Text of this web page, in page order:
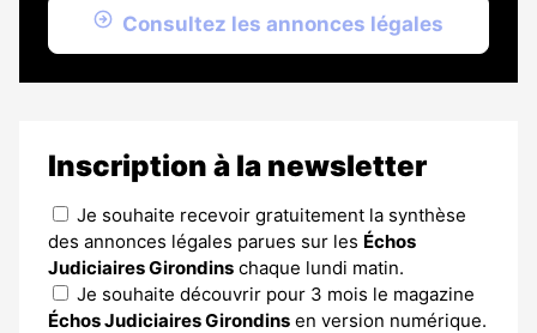
Consultez les annonces légales
Inscription à la newsletter
Je souhaite recevoir gratuitement la synthèse
des annonces légales parues sur les Échos
Judiciaires Girondins chaque lundi matin.
Je souhaite découvrir pour 3 mois le magazine
Échos Judiciaires Girondins en version numérique.